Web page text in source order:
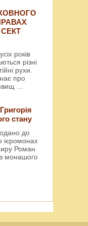
СЕКТ
років
різні
рухи.
про
стану
до
ієромонах
Роман
монашого